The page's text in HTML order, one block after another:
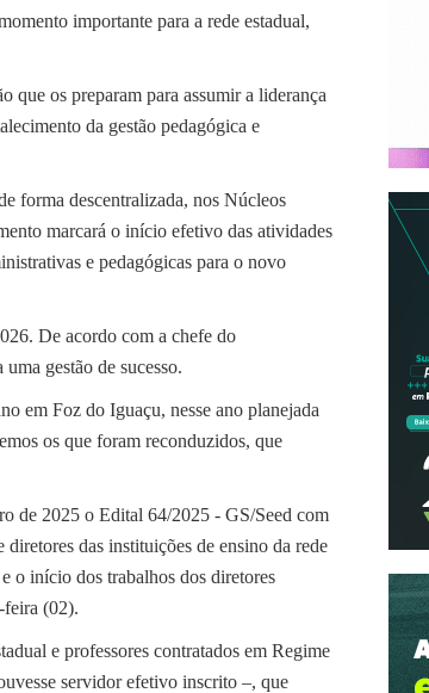
importante para a rede estadual,
que os preparam para assumir a liderança
da gestão pedagógica e
forma descentralizada, nos Núcleos
marcará o início efetivo das atividades
e pedagógicas para o novo
De acordo com a chefe do
gestão de sucesso.
em Foz do Iguaçu, nesse ano planejada
os que foram reconduzidos, que
de 2025 o Edital 64/2025 - GS/Seed com
das instituições de ensino da rede
o início dos trabalhos dos diretores
feira (02).
e professores contratados em Regime
servidor efetivo inscrito –, que